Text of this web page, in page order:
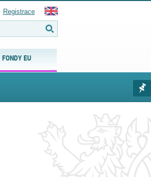
FONDY EU
Registrace